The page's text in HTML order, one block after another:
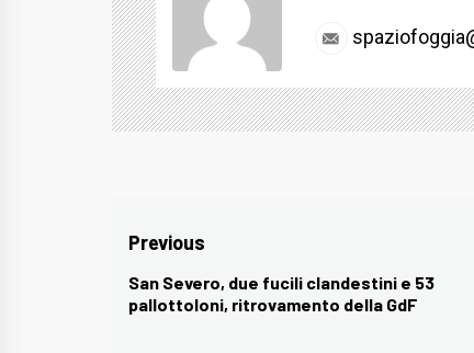
Navigazione
articoli
Previous
Previous
post:
San Severo, due fucili clandestini e 53
pallottoloni, ritrovamento della GdF